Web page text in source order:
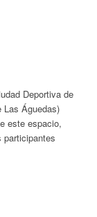
Deportiva de
Las Águedas)
este espacio,
participantes